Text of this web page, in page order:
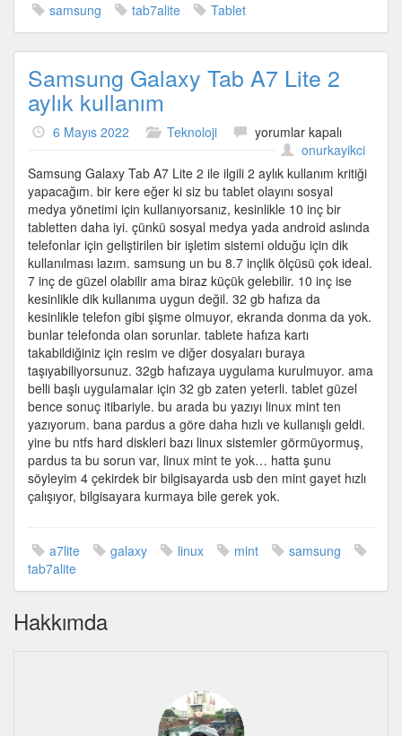
samsung tab7alite Tablet
Samsung Galaxy Tab A7 Lite 2
aylık kullanım
6 Mayıs 2022 Teknoloji
Samsung
Galaxy
Tab
A7
Lite
2
aylık
kullanım
için
yorumlar kapalı
onurkayikci
Samsung Galaxy Tab A7 Lite 2 ile ilgili 2 aylık kullanım kritiği
yapacağım. bir kere eğer ki siz bu tablet olayını sosyal
medya yönetimi için kullanıyorsanız, kesinlikle 10 inç bir
tabletten daha iyi. çünkü sosyal medya yada android aslında
telefonlar için geliştirilen bir işletim sistemi olduğu için dik
kullanılması lazım. samsung un bu 8.7 inçlik ölçüsü çok ideal.
7 inç de güzel olabilir ama biraz küçük gelebilir. 10 inç ise
kesinlikle dik kullanıma uygun değil. 32 gb hafıza da
kesinlikle telefon gibi şişme olmuyor, ekranda donma da yok.
bunlar telefonda olan sorunlar. tablete hafıza kartı
takabildiğiniz için resim ve diğer dosyaları buraya
taşıyabiliyorsunuz. 32gb hafızaya uygulama kurulmuyor. ama
belli başlı uygulamalar için 32 gb zaten yeterli. tablet güzel
bence sonuç itibariyle. bu arada bu yazıyı linux mint ten
yazıyorum. bana pardus a göre daha hızlı ve kullanışlı geldi.
yine bu ntfs hard diskleri bazı linux sistemler görmüyormuş,
pardus ta bu sorun var, linux mint te yok… hatta şunu
söyleyim 4 çekirdek bir bilgisayarda usb den mint gayet hızlı
çalışıyor, bilgisayara kurmaya bile gerek yok.
a7lite galaxy linux mint
samsung
tab7alite
Hakkımda